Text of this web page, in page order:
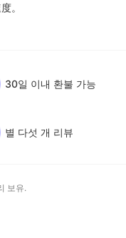
。
30일 이내 환불 가능
별 다섯 개 리뷰
보유.